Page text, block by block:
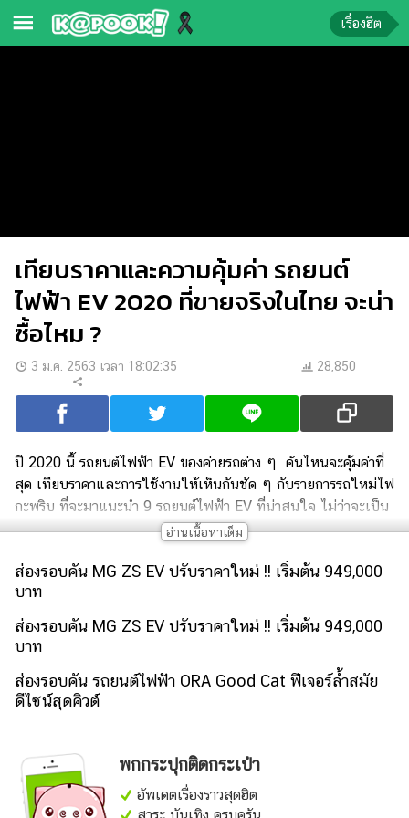
ตรวจ
หวย
ผล
บอล
สด
การ
ศึกษา
บันเทิง
ดู
Music
ละคร
เกาหลี
ไลฟ์
เรื่องฮิต
เทียบราคาและความคุ้มค่า รถยนต์
ไฟฟ้า EV 2020 ที่ขายจริงในไทย จะน่า
ซื้อไหม ?
3 ม.ค. 2563 เวลา 18:02:35 28,850
ปี 2020 นี้ รถยนต์ไฟฟ้า EV ของค่ายรถต่าง ๆ คันไหนจะคุ้มค่าที่
สุด เทียบราคาและการใช้งานให้เห็นกันชัด ๆ กับรายการรถใหม่ไฟ
กะพริบ ที่จะมาแนะนำ 9 รถยนต์ไฟฟ้า EV ที่น่าสนใจ ไม่ว่าจะเป็น
MINE SPA1, MG ZS EV, NISSAN LEAF, Fomm ONE, BYD
tron 55 Quattro, JAGUAR I-PACE ไปติดตามกันได้เลยครับ
ส่องรอบคัน MG ZS EV ปรับราคาใหม่ !! เริ่มต้น 949,000
บาท
ส่องรอบคัน MG ZS EV ปรับราคาใหม่ !! เริ่มต้น 949,000
บาท
ส่องรอบคัน รถยนต์ไฟฟ้า ORA Good Cat ฟีเจอร์ล้ำสมัย
ดีไซน์สุดคิวต์
พกกระปุกติดกระเป๋า
อัพเดตเรื่องราวสุดฮิต